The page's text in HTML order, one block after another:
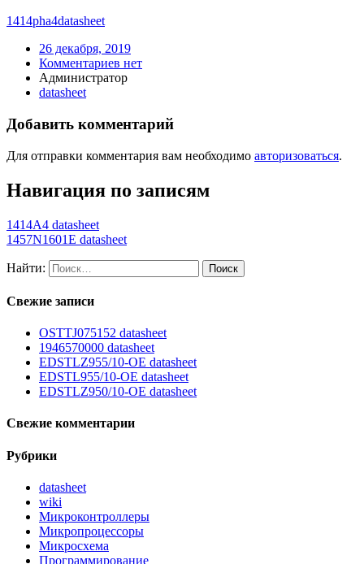
1414pha4datasheet
26 декабря, 2019
Комментариев нет
Администратор
datasheet
Добавить комментарий
Для отправки комментария вам необходимо авторизоваться.
Навигация по записям
1414A4 datasheet
1457N1601E datasheet
Найти:
Свежие записи
OSTTJ075152 datasheet
1946570000 datasheet
EDSTLZ955/10-OE datasheet
EDSTL955/10-OE datasheet
EDSTLZ950/10-OE datasheet
Свежие комментарии
Рубрики
datasheet
wiki
Микроконтроллеры
Микропроцессоры
Микросхема
Программирование